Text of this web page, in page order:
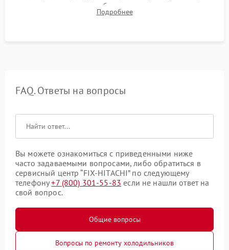
компрессора, отсутствия обмерзания стенок и корректного
срабатывания системы автоматической оттайки.
Подробнее
FAQ. Ответы на вопросы
Вы можете ознакомиться с приведенными ниже
часто задаваемыми вопросами, либо обратиться в
сервисный центр “FIX-HITACHI” по следующему
телефону+7 (800) 301-55-83 если не нашли ответ на
свой вопрос.
Общие вопросы
Вопросы по ремонту холодильников